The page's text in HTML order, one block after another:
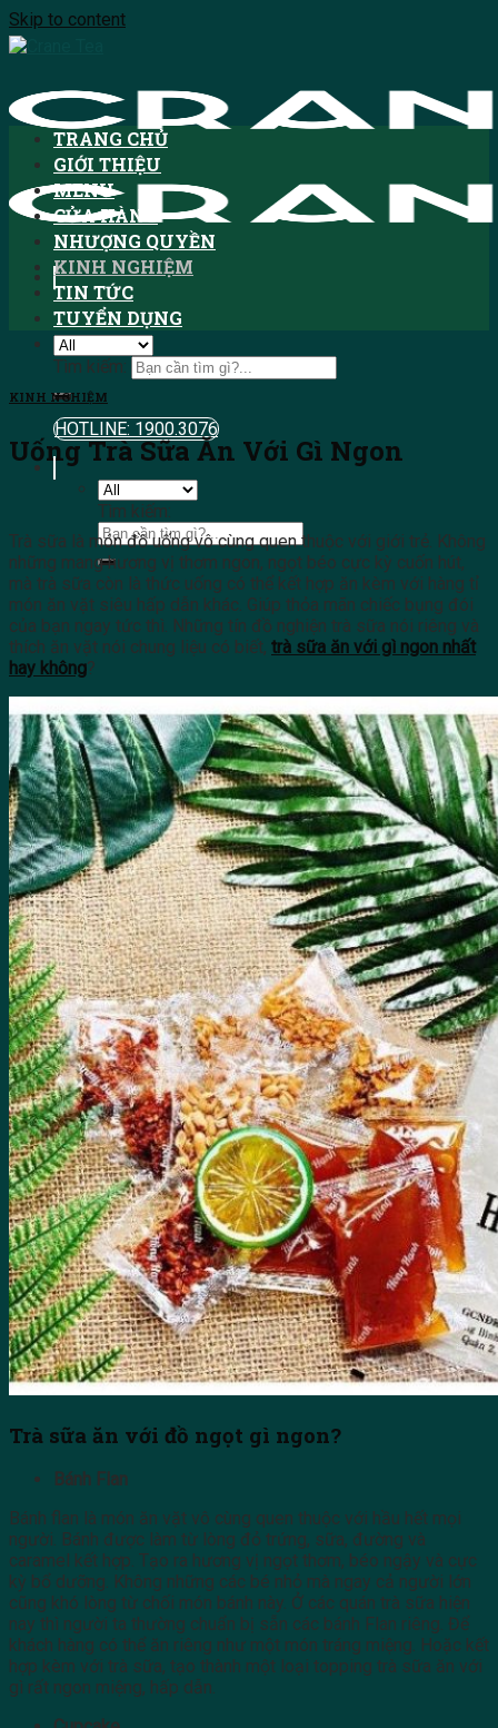
Skip to content
Tìm kiếm:
HOTLINE: 1900.3076
Tìm kiếm:
TRANG CHỦ
GIỚI THIỆU
MENU
CỬA HÀNG
NHƯỢNG QUYỀN
KINH NGHIỆM
TIN TỨC
TUYỂN DỤNG
KINH NGHIỆM
Uống Trà Sữa Ăn Với Gì Ngon
Trà sữa là món đồ uống vô cùng quen thuộc với giới trẻ. Không
những mang hương vị thơm ngon, ngọt béo cực kỳ cuốn hút,
mà trà sữa còn là thức uống có thể kết hợp ăn kèm với hàng tỉ
món ăn vặt siêu hấp dẫn khác. Giúp thỏa mãn chiếc bụng đói
của bạn ngay tức thì. Những tín đồ nghiện trà sữa nói riêng và
thích ăn vặt nói chung liệu có biết, trà sữa ăn với gì ngon nhất
hay không?
Trà sữa ăn với đồ ngọt gì ngon?
Bánh Flan
Bánh flan là món ăn vặt vô cùng quen thuộc với hầu hết mọi
người. Bánh được làm từ lòng đỏ trứng, sữa, đường và
caramel kết hợp. Tạo ra hương vị ngọt thơm, béo ngậy và cực
kỳ bổ dưỡng. Không những các bé nhỏ mà ngay cả người lớn
cũng khó lòng từ chối món bánh này. Ở các quán trà sữa hiện
nay thì người ta thường chuẩn bị sẵn các bánh Flan riêng. Để
khách hàng có thể ăn riêng như một món tráng miệng. Hoặc kết
hợp kèm với trà sữa, tạo thành một loại topping trà sữa ăn với
gì rất ngon miệng, hấp dẫn.